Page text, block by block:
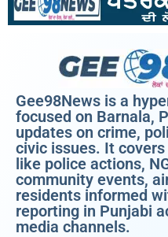
Gee98News is a
focused on Barnala,
updates on crime,
civic issues. It
like police actions,
community events,
residents informed
reporting in Punjabi
media channels.